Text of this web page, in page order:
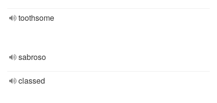
toothsome
sabroso
classed